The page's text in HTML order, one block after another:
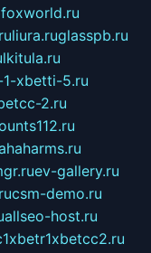
liura.ruglasspb.ru
xbetti-5.ru
2.ru
ev-gallery.ru
csm-demo.ru
allseo-host.ru